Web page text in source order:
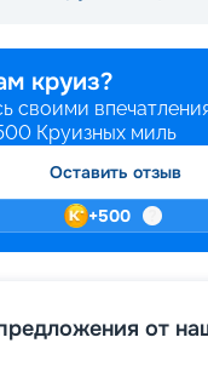
круиз?
своими
Круизных миль
Оставить отзыв
+500
от